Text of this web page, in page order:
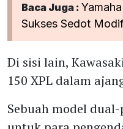
Baca Juga :
Sukses Sedot
Di sisi lain,
150 XPL dalam
Sebuah model